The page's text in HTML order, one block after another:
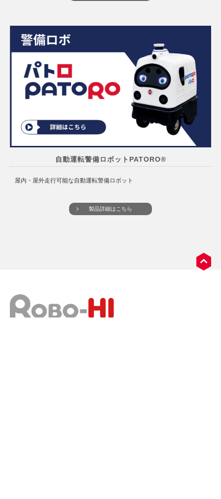
自動運転警備ロボットPATORO®
屋内・屋外走行可能な自動運転警備ロボット
製品詳細はこちら